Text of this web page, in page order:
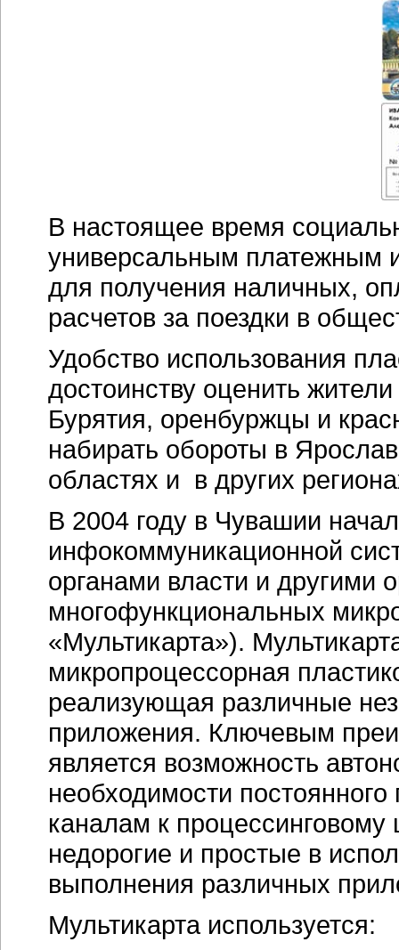
В настоящее время
универсальным платежным
для получения наличных,
расчетов за поездки в
Удобство использования
достоинству оценить
Бурятия, оренбуржцы и
набирать обороты в
областях и в других
В 2004 году в Чувашии
инфокоммуникационной
органами власти и другими
многофункциональных
«Мультикарта»).
микропроцессорная
реализующая различные
приложения. Ключевым
является возможность
необходимости
каналам к
недорогие и простые в
выполнения различных
Мультикарта используется: